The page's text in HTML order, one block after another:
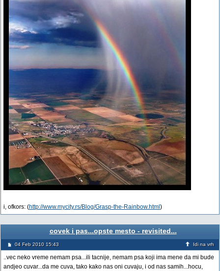
i, ofkors: (http://www.mycity.rs/Blog/Grasp-the-Rainbow.html )
covek i pas...opste mesto - revisited...
04 Feb 2010 15:43 Idi na vrh
..vec neko vreme nemam psa...ili tacnije, nemam psa koji ima mene da mi bude
andjeo cuvar...da me cuva, tako kako nas oni cuvaju, i od nas samih...hocu,